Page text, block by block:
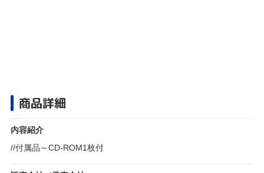
商品詳細
内容紹介
//付属品～CD-ROM1枚付